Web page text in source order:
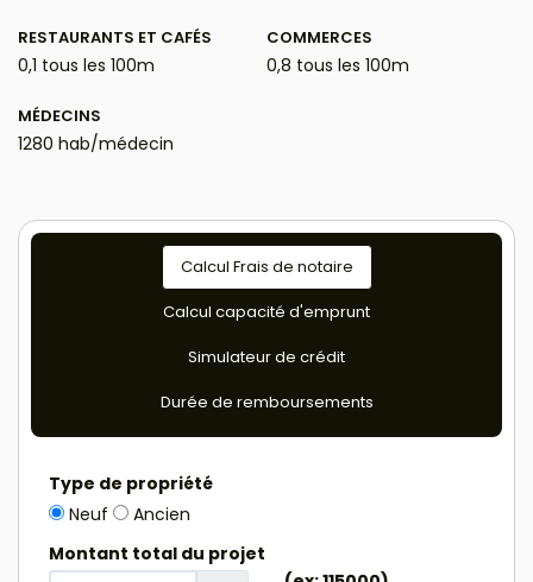
RESTAURANTS ET CAFÉS
0,1 tous les 100m
COMMERCES
0,8 tous les 100m
MÉDECINS
1280 hab/médecin
Calcul Frais de notaire
Calcul capacité d'emprunt
Simulateur de crédit
Durée de remboursements